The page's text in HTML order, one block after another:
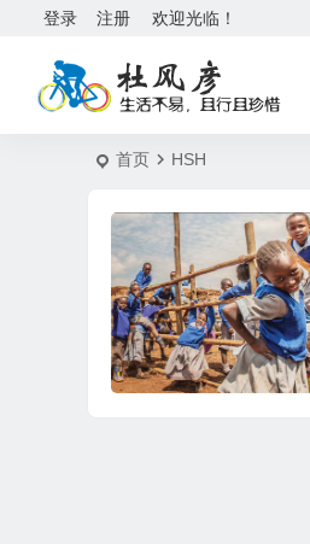
欢迎光临！
登录 注册
首页 HSH